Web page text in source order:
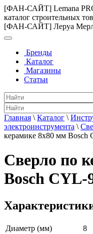
[ФАН-САЙТ] Lemana
каталог строительных
[ФАН-САЙТ] Леруа
Бренды
Каталог
Магазины
Статьи
Главная \ Каталог \
электроинструмента \
керамике 8х80 мм Bosch
Сверло по
Bosch CYL-
Диаметр (мм)
8